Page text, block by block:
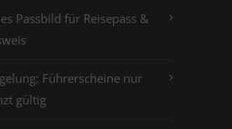
Passbild für Reisepass &
Führerscheine nur
gültig